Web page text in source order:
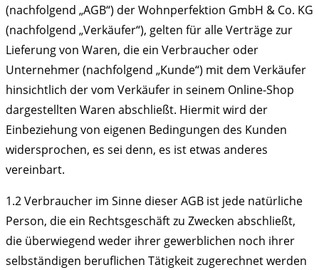
(nachfolgend „AGB“) der Wohnperfektion GmbH & Co. KG
(nachfolgend „Verkäufer“), gelten für alle Verträge zur
Lieferung von Waren, die ein Verbraucher oder
Unternehmer (nachfolgend „Kunde“) mit dem Verkäufer
hinsichtlich der vom Verkäufer in seinem Online-Shop
dargestellten Waren abschließt. Hiermit wird der
Einbeziehung von eigenen Bedingungen des Kunden
widersprochen, es sei denn, es ist etwas anderes
vereinbart.
1.2Verbraucher im Sinne dieser AGB ist jede natürliche
Person, die ein Rechtsgeschäft zu Zwecken abschließt,
die überwiegend weder ihrer gewerblichen noch ihrer
selbständigen beruflichen Tätigkeit zugerechnet werden